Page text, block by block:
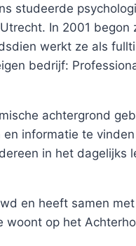
studeerde
In 2001 begon
werkt ze als
bedrijf:
achtergrond
informatie te
in het dagelijks
en heeft samen
woont op het